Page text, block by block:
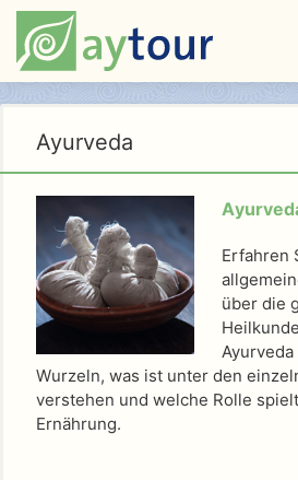
Ayurveda
A
Erfahren
über die
Wurzeln, was ist unter den
verstehen und welche Rolle
Ernährung.